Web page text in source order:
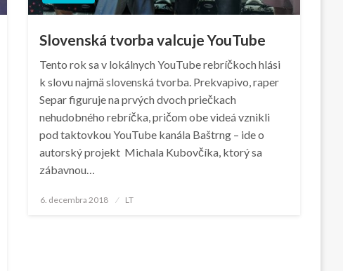
Slovenská tvorba valcuje YouTube
Tento rok sa v lokálnych YouTube rebríčkoch hlási
k slovu najmä slovenská tvorba. Prekvapivo, raper
Separ figuruje na prvých dvoch priečkach
nehudobného rebríčka, pričom obe videá vznikli
pod taktovkou YouTube kanála Baštrng – ide o
autorský projekt Michala Kubovčíka, ktorý sa
zábavnou…
Posted
6. decembra 2018 LT